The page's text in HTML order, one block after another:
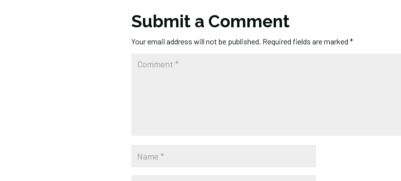
Submit a Comment
Your email address will not be published. Required fields are marked *